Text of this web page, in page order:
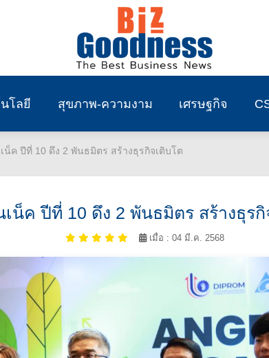
โลยี สุขภาพ-ความงาม เศรษฐกิจ
น็ค ปีที่ 10 ดึง 2 พันธมิตร สร้างธุรกิจเติบโต
น็ค ปีที่ 10 ดึง 2 พันธมิตร สร้างธุรกิ
เมื่อ : 04 มี.ค. 2568